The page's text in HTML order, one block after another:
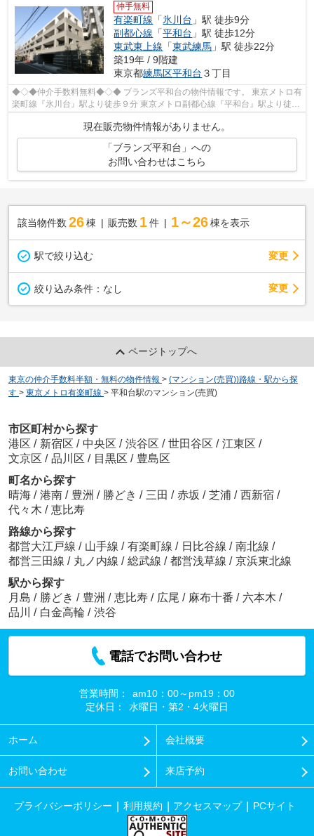
仲手無料
有楽町線 「氷川台 」駅 徒歩9分
副都心線 「平和台 」駅 徒歩12分
東武東上線 「東武練馬 」駅 徒歩22分
築19年 / 9階建
東京都練馬区平和台 ３丁目
◆◇◆仲介手数料無料◆◇◆ ブランズ平和台の物件情報です。 東京メトロ有
楽町線『氷川台』駅より徒歩９分 東京メトロ副都心線『平和台』駅より徒歩
１２分 安心の２４時間セキュリティ対...
現在販売物件情報がありません。
「ブランズ平和台」への
お問い合わせはこちら
該当物件数 26棟 販売数 1 件 1～26 棟を表示
駅で絞り込む 変更
絞り込み条件： なし 変更
ページトップへ
東京の仲介手数料半額・無料の物件情報 > (マンション(売買))路線・駅から探
す > 東京メトロ有楽町線 > 平和台駅のマンション(売買)
市区町村から探す
港区 / 新宿区 / 中央区 / 渋谷区 / 世田谷区 / 江東区 /
文京区 / 品川区 / 目黒区 / 豊島区
町名から探す
晴海 / 港南 / 豊洲 / 勝どき / 三田 / 赤坂 / 芝浦 / 西新宿 /
代々木 / 恵比寿
路線から探す
都営大江戸線 / 山手線 / 有楽町線 / 日比谷線 / 南北線 /
都営三田線 / 丸ノ内線 / 総武線 / 都営浅草線 / 京浜東北線
駅から探す
月島 / 勝どき / 豊洲 / 恵比寿 / 広尾 / 麻布十番 / 六本木 /
品川
/ 白金高輪 / 渋谷
電話でお問い合わせ
営業時間：
am10：00～pm19：00
定休日：
水曜日・第2・4火曜日
ホーム 会社概要
お問い合わせ 来店予約
プライバシーポリシー 利用規約 アクセスマップ PCサイト